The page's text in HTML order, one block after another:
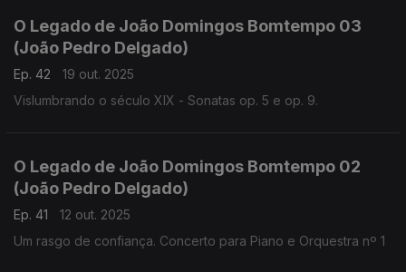
O Legado de João Domingos Bomtempo 03
(João Pedro Delgado)
Ep. 42
19 out. 2025
Vislumbrando o século XIX - Sonatas op. 5 e op. 9.
O Legado de João Domingos Bomtempo 02
(João Pedro Delgado)
Ep. 41
12 out. 2025
Um rasgo de confiança. Concerto para Piano e Orquestra nº 1